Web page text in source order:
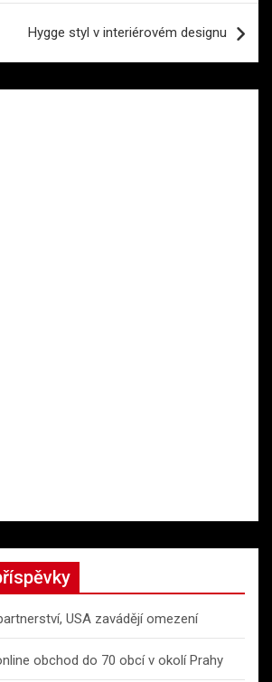
Hygge styl v interiérovém designu
USA zavádějí omezení
obchod do 70 obcí v okolí Prahy